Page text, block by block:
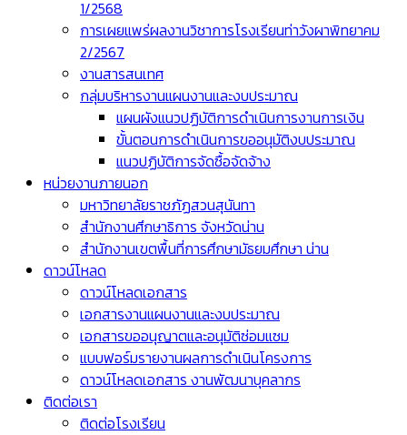
1/2568
การเผยแพร่ผลงานวิชาการโรงเรียนท่าวังผาพิทยาคม
2/2567
งานสารสนเทศ
กลุ่มบริหารงานแผนงานและงบประมาณ
แผนผังแนวปฏิบัติการดำเนินการงานการเงิน
ขั้นตอนการดำเนินการขออนุมัติงบประมาณ
แนวปฏิบัติการจัดซื้อจัดจ้าง
หน่วยงานภายนอก
มหาวิทยาลัยราชภัฏสวนสุนันทา
สำนักงานศึกษาธิการ จังหวัดน่าน
สำนักงานเขตพื้นที่การศึกษามัธยมศึกษา น่าน
ดาวน์โหลด
ดาวน์โหลดเอกสาร
เอกสารงานแผนงานและงบประมาณ
เอกสารขออนุญาตและอนุมัติซ่อมแซม
แบบฟอร์มรายงานผลการดำเนินโครงการ
ดาวน์โหลดเอกสาร งานพัฒนาบุคลากร
ติดต่อเรา
ติดต่อโรงเรียน